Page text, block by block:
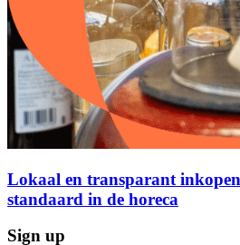
Lokaal en transparant
standaard in de horeca
Sign up